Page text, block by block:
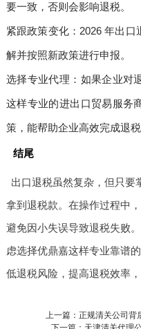
要一致，否则会影响退税。
紧跟政策变化：2026 年出
解并按照新政策进行申报。
选择专业代理：如果企业对
这样专业的进出口贸易服务
策，能帮助企业高效完成退税
结尾
出口退税虽然复杂，但只要
拿到退税款。在操作过程中
避免因小失误导致退税失败
虑选择优鼎嘉这样专业靠谱
低退税风险，提高退税效率
上一篇：正规清关公司背